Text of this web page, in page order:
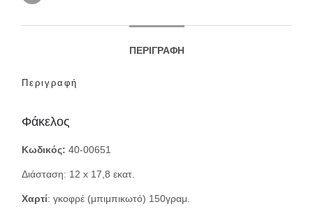
ΠΕΡΙΓΡΑΦΉ
Περιγραφή
Φάκελος
Κωδικός: 40-00651
Διάσταση: 12 x 17,8 εκατ.
Χαρτί: γκοφρέ (μπιμπικωτό) 150γραμ.